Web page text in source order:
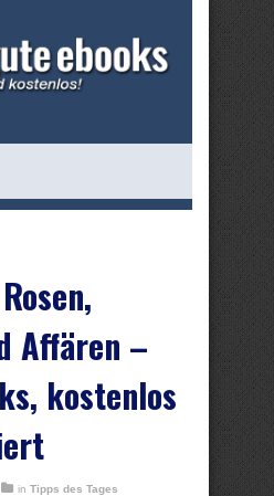
Affären –
kostenlos
in Tipps des Tages